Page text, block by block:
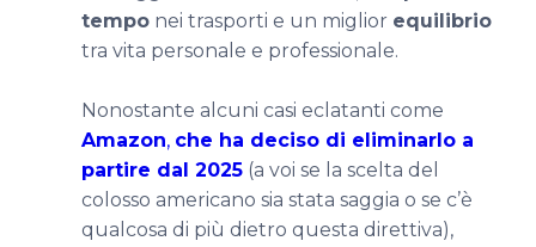
tempo nei trasporti e un miglior equilibrio
tra vita personale e professionale.
Nonostante alcuni casi eclatanti come
Amazon, che ha deciso di eliminarlo a
partire dal 2025 (a voi se la scelta del
colosso americano sia stata saggia o se c’è
qualcosa di più dietro questa direttiva),